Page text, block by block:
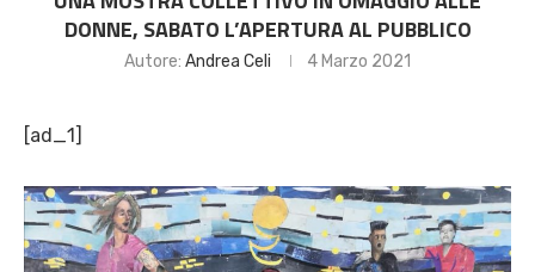
DONNE, SABATO L’APERTURA AL PUBBLICO
Autore: Andrea Celi 4 Marzo 2021
[ad_1]